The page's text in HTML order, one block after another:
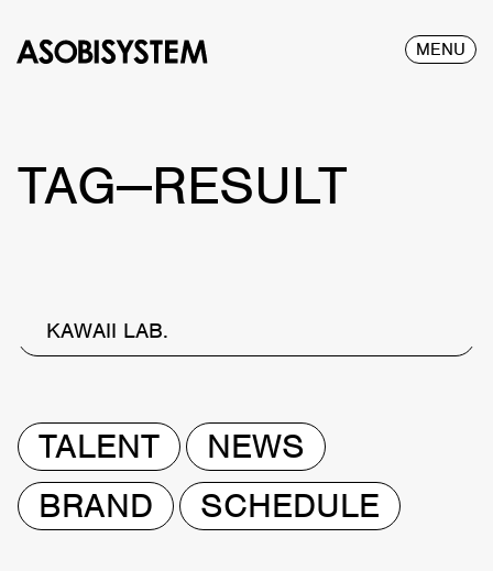
MENU
TAG—RESULT
KAWAII LAB.
TALENT
NEWS
BRAND
SCHEDULE